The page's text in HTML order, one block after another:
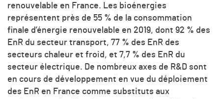
renouvelable en France. Les bioénergies
représentent près de 55 % de la consommation
finale d’énergie renouvelable en 2019, dont 92 % des
EnR du secteur transport, 77 % des EnR des
secteurs chaleur et froid, et 7,7 % des EnR du
secteur électrique. De nombreux axes de R&D sont
en cours de développement en vue du déploiement
des EnR en France comme substituts aux